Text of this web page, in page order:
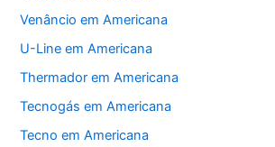
Venâncio em Americana
U-Line em Americana
Thermador em Americana
Tecnogás em Americana
Tecno em Americana